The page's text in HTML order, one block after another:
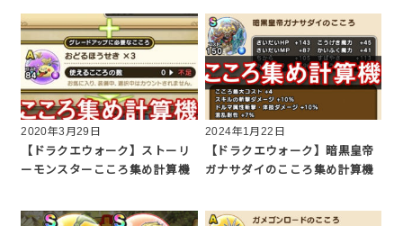
2020年3月29日
【ドラクエウォーク】ストーリ
ーモンスターこころ集め計算機
2024年1月22日
【ドラクエウォーク】暗黒皇帝
ガナサダイのこころ集め計算機